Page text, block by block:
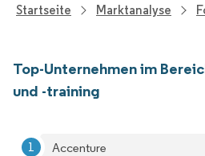
Startseite Marktanalyse
Top-Unternehmen im
und -training
Accenture